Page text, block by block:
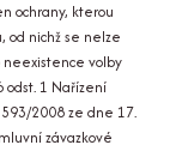
ochrany, kterou
od nichž se nelze
neexistence volby
odst. 1 Nařízení
593/2008 ze dne 17.
závazkové